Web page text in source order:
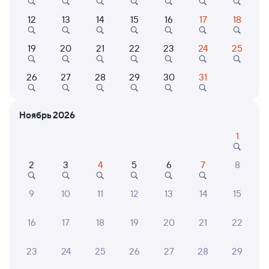
216С Проходящий 7,6
Сочи
из Адлера
13:59 20:58
3 д 3 ч 59 м в пути
Дни следования
Выберите дату
116С Проходящий 8,3
13:59 20:58
12 13 14 15 16 17 18
19 20 21 22 23 24 25
26 27 28 29 30 31
Ноябрь 2026
1
2 3 4 5 6 7 8
9 10 11 12 13 14 15
16 17 18 19 20 21 22
23 24 25 26 27 28 29